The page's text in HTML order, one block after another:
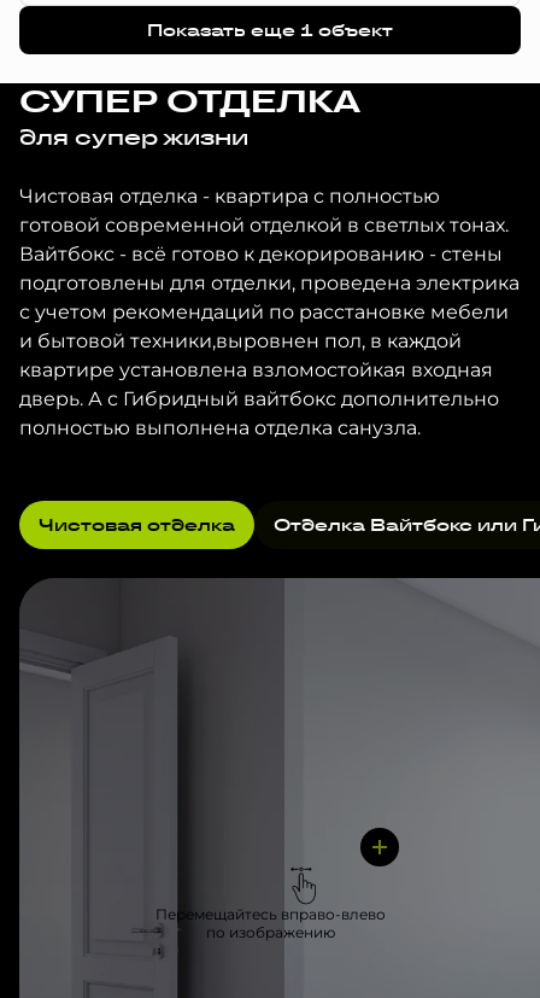
Показать еще 1 объект
СУПЕР ОТДЕЛКА
для супер жизни
Чистовая отделка - квартира с полностью
готовой современной отделкой в светлых тонах.
Вайтбокс - всё готово к декорированию - стены
подготовлены для отделки, проведена электрика
с учетом рекомендаций по расстановке мебели
и бытовой техники,выровнен пол, в каждой
квартире установлена взломостойкая входная
дверь. А с Гибридный вайтбокс дополнительно
полностью выполнена отделка санузла.
Чистовая отделка Отделка Вайтбокс или
Перемещайтесь вправо-влево
по изображению